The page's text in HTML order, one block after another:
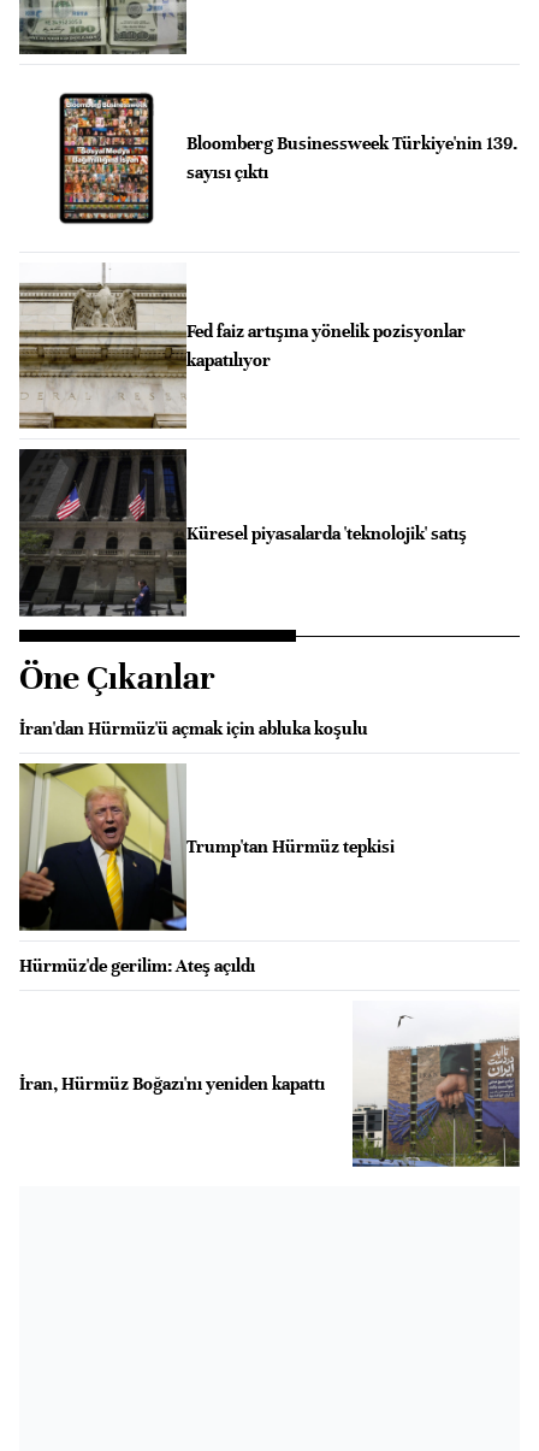
Bloomberg Businessweek Türkiye'nin 139.
sayısı çıktı
Fed faiz artışına yönelik pozisyonlar
kapatılıyor
Küresel piyasalarda 'teknolojik' satış
Öne Çıkanlar
İran'dan Hürmüz'ü açmak için abluka koşulu
Trump'tan Hürmüz tepkisi
Hürmüz'de gerilim: Ateş açıldı
İran, Hürmüz Boğazı'nı yeniden kapattı